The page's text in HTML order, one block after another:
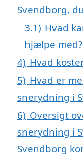
Svendborg,
3.1) Hvad
hjælpe med?
4) Hvad
5) Hvad er
snerydning i
6) Oversigt
snerydning i
Svendborg